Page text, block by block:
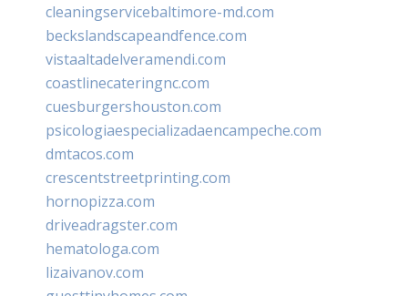
cleaningservicebaltimore-md.com
beckslandscapeandfence.com
vistaaltadelveramendi.com
coastlinecateringnc.com
cuesburgershouston.com
psicologiaespecializadaencampeche.com
dmtacos.com
crescentstreetprinting.com
hornopizza.com
driveadragster.com
hematologa.com
lizaivanov.com